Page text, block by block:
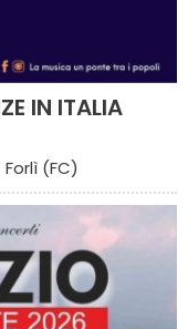
IN ITALIA
Forlì (FC)